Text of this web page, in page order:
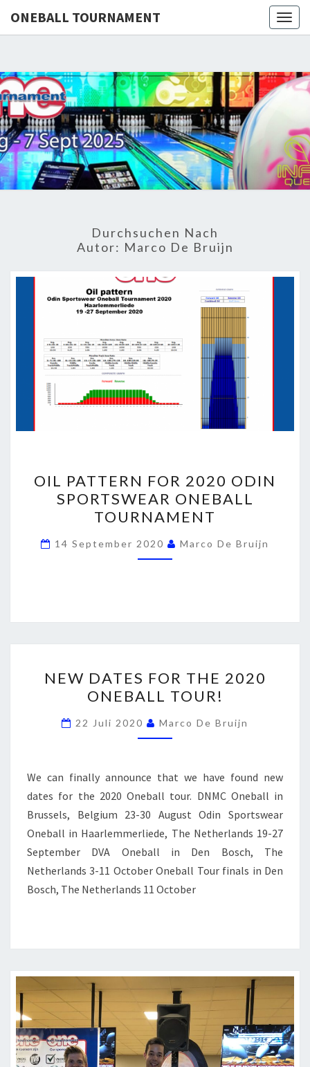
ONEBALL TOURNAMENT
Durchsuchen Nach
Autor: Marco De Bruijn
PATTERN
FOR
2020
ODIN
SPORTSWEAR
OIL PATTERN FOR 2020 ODIN
SPORTSWEAR ONEBALL
TOURNAMENT
14 September 2020 Marco De Bruijn
DATES
FOR
THE
2020
TOUR!
NEW DATES FOR THE 2020
ONEBALL TOUR!
22 Juli 2020 Marco De Bruijn
We can finally announce that we have found new
dates for the 2020 Oneball tour. DNMC Oneball in
Brussels, Belgium 23-30 August Odin Sportswear
Oneball in Haarlemmerliede, The Netherlands 19-27
September DVA Oneball in Den Bosch, The
Netherlands 3-11 October Oneball Tour finals in Den
Bosch, The Netherlands 11 October